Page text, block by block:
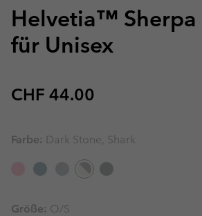
Helvetia™ Sherpa
für Unisex
Regular price:
CHF 44.00
Farbe: Dark Stone, Shark
Größe: O/S